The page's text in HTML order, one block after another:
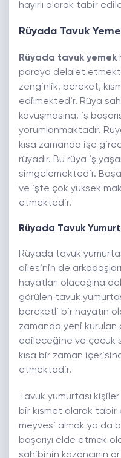
hayırlı olarak tabir
Rüyada Tavuk
Rüyada tavuk yemek
paraya delalet
zenginlik, bereket,
edilmektedir. Rüya
kavuşmasına, iş
yorumlanmaktadır.
kısa zamanda işe
rüyadır. Bu rüya iş
simgelemektedir.
ve işte çok yüksek
etmektedir.
Rüyada Tavuk
Rüyada tavuk
ailesinin de
hayatları olacağına
görülen tavuk
bereketli bir hayatın
zamanda yeni kurulan
edileceğine ve çocuk
kısa bir zaman
etmektedir.
Tavuk yumurtası
bir kısmet olarak tabir
meyvesi almak ya da
başarıyı elde etmek
sahibinin kazancının